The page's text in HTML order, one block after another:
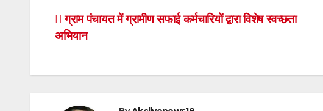
Post
ग्राम पंचायत में ग्रामीण सफाई कर्मचारियों द्वारा विशेष स्वच्छता
अभियान